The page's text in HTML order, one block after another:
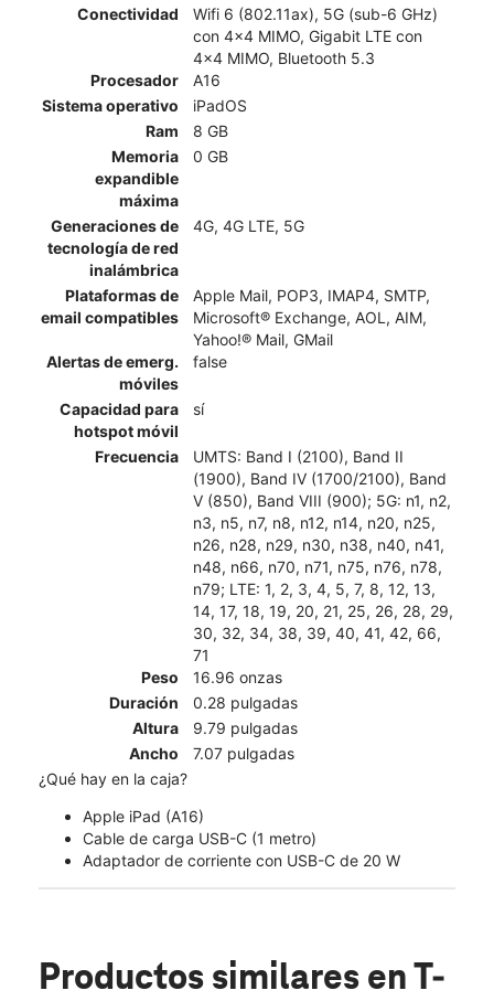
Conectividad
Wifi 6 (802.11ax), 5G (sub-6 GHz)
con 4x4 MIMO, Gigabit LTE con
4x4 MIMO, Bluetooth 5.3
Procesador
A16
Sistema operativo
iPadOS
Ram
8 GB
Memoria
expandible
máxima
0 GB
Generaciones de
tecnología de red
inalámbrica
4G, 4G LTE, 5G
Plataformas de
email compatibles
Apple Mail, POP3, IMAP4, SMTP,
Microsoft® Exchange, AOL, AIM,
Yahoo!® Mail, GMail
Alertas de emerg.
móviles
false
Capacidad para
hotspot móvil
sí
Frecuencia
UMTS: Band I (2100), Band II
(1900), Band IV (1700/2100), Band
V (850), Band VIII (900); 5G: n1, n2,
n3, n5, n7, n8, n12, n14, n20, n25,
n26, n28, n29, n30, n38, n40, n41,
n48, n66, n70, n71, n75, n76, n78,
n79; LTE: 1, 2, 3, 4, 5, 7, 8, 12, 13,
14, 17, 18, 19, 20, 21, 25, 26, 28, 29,
30, 32, 34, 38, 39, 40, 41, 42, 66,
71
Peso
16.96 onzas
Duración
0.28 pulgadas
Altura
9.79 pulgadas
Ancho
7.07 pulgadas
¿Qué hay en la caja?
Apple iPad (A16)
Cable de carga USB-C (1 metro)
Adaptador de corriente con USB-C de 20 W
Productos similares en T-